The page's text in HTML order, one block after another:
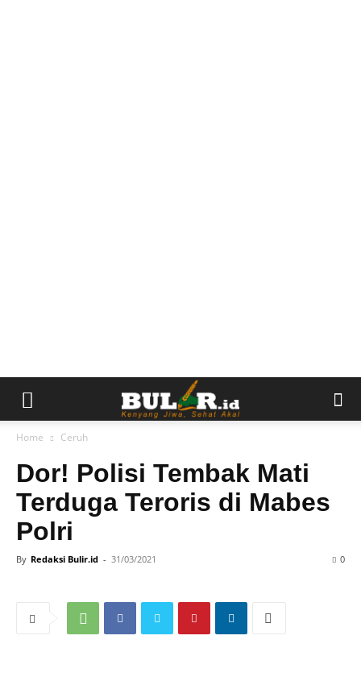
Home Ceruh
Dor! Polisi Tembak Mati
Terduga Teroris di Mabes
Polri
By Redaksi Bulir.id - 31/03/2021 0